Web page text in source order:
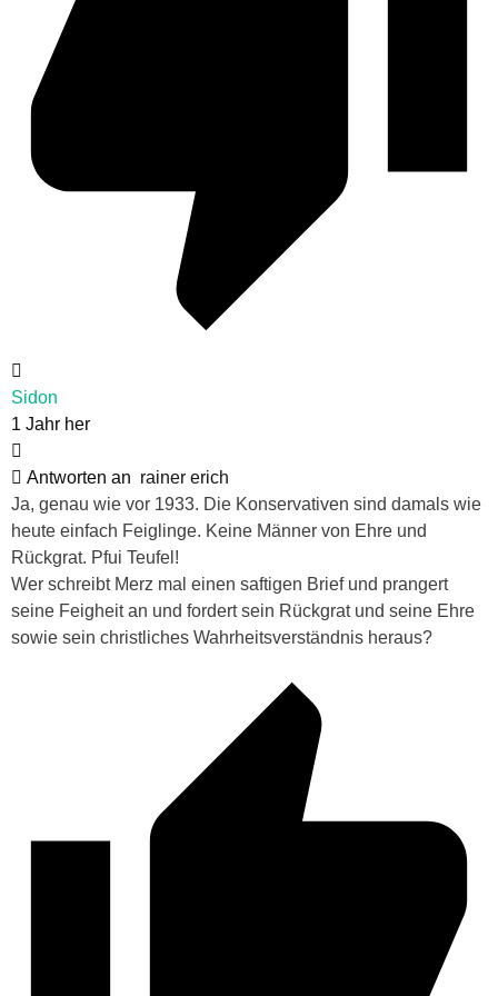
Sidon
1 Jahr her
Antworten an rainer erich
Ja, genau wie vor 1933. Die Konservativen sind damals wie
heute einfach Feiglinge. Keine Männer von Ehre und
Rückgrat. Pfui Teufel!
Wer schreibt Merz mal einen saftigen Brief und prangert
seine Feigheit an und fordert sein Rückgrat und seine Ehre
sowie sein christliches Wahrheitsverständnis heraus?